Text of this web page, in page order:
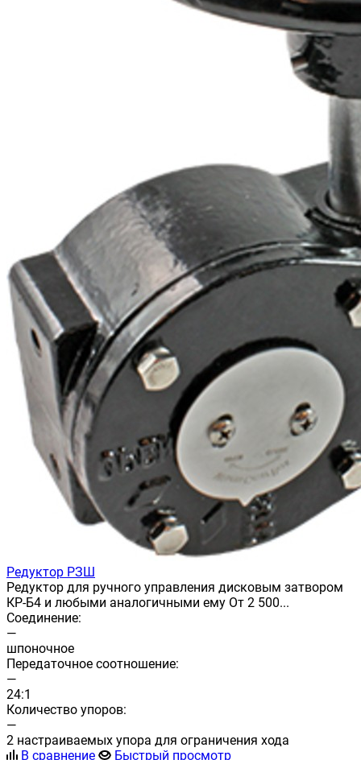
Редуктор РЗШ
Редуктор для ручного управления дисковым затвором
КР-Б4 и любыми аналогичными ему От 2 500...
Соединение:
—
шпоночное
Передаточное соотношение:
—
24:1
Количество упоров:
—
2 настраиваемых упора для ограничения хода
В сравнение
Быстрый просмотр